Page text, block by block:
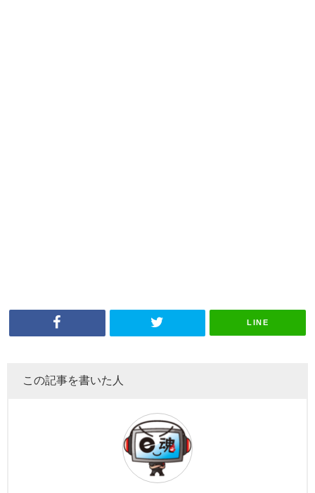
LINE
この記事を書いた人